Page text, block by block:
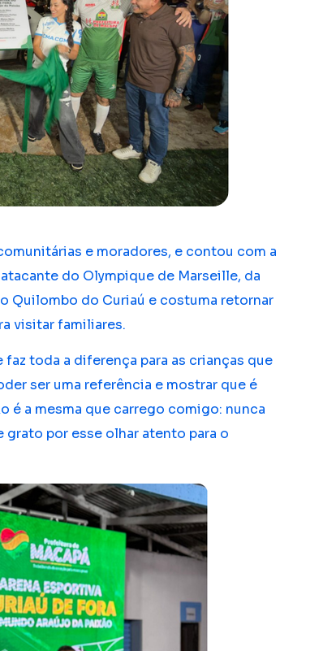
e moradores, e contou com a
do Olympique de Marseille, da
Quilombo do Curiaú e costuma retornar
visitar familiares.
toda a diferença para as crianças que
ser uma referência e mostrar que é
é a mesma que carrego comigo: nunca
por esse olhar atento para o